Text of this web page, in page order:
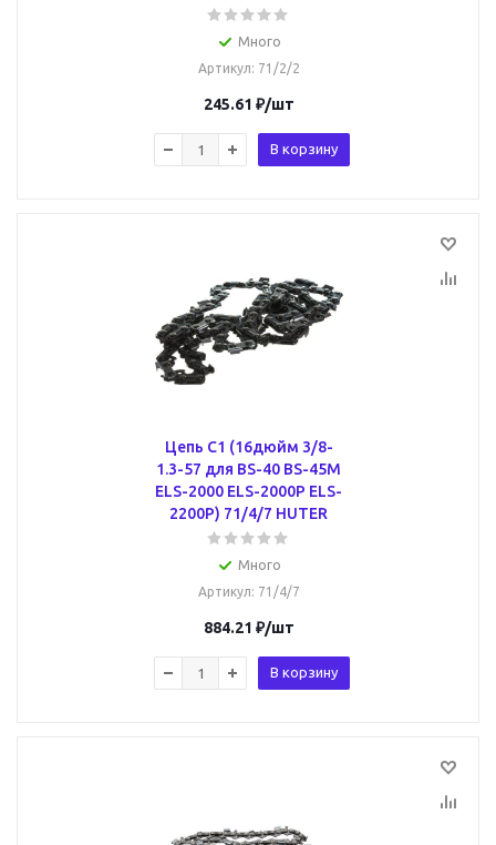
Много
Артикул: 71/2/2
245.61 ₽/шт
В корзину
Цепь C1 (16дюйм 3/8-
1.3-57 для BS-40 BS-45M
ELS-2000 ELS-2000Р ELS-
2200Р) 71/4/7 HUTER
Много
Артикул: 71/4/7
884.21 ₽/шт
В корзину